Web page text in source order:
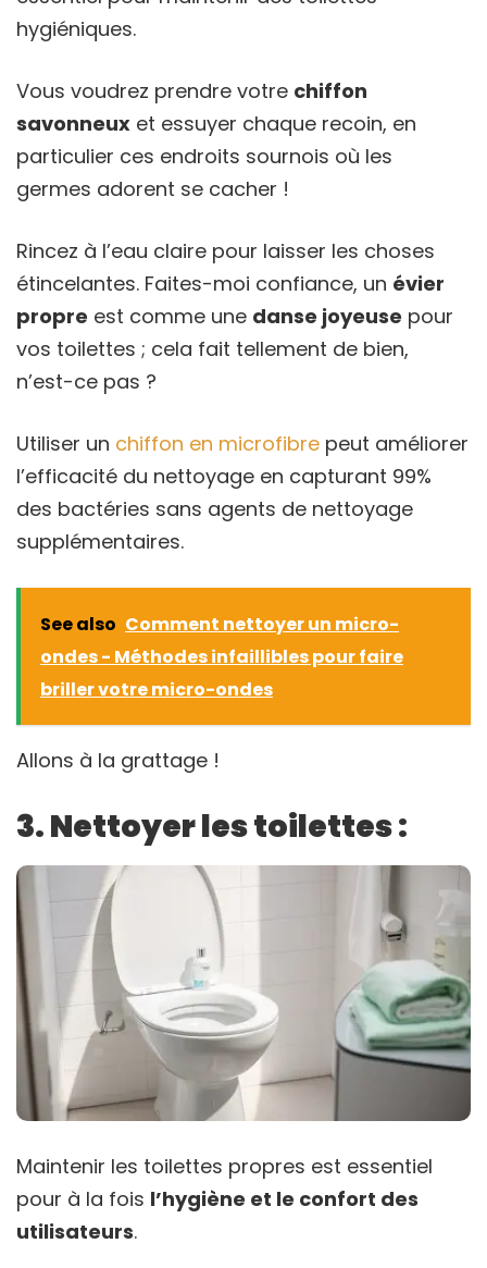
hygiéniques.
Vous voudrez prendre votre chiffon
savonneux et essuyer chaque recoin, en
particulier ces endroits sournois où les
germes adorent se cacher !
Rincez à l’eau claire pour laisser les choses
étincelantes. Faites-moi confiance, un évier
propre est comme une danse joyeuse pour
vos toilettes ; cela fait tellement de bien,
n’est-ce pas ?
Utiliser un chiffon en microfibre peut améliorer
l’efficacité du nettoyage en capturant 99%
des bactéries sans agents de nettoyage
supplémentaires.
See also Comment nettoyer un micro-
ondes - Méthodes infaillibles pour faire
briller votre micro-ondes
Allons à la grattage !
3. Nettoyer les toilettes :
Maintenir les toilettes propres est essentiel
pour à la fois l’hygiène et le confort des
utilisateurs.